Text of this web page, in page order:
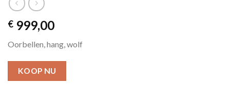
€ 999,00
Oorbellen, hang, wolf
KOOP NU